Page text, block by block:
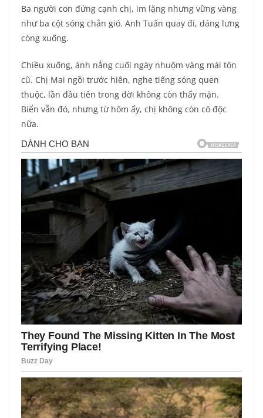
Ba người con đứng cạnh chị, im lặng nhưng vững vàng
như ba cột sóng chắn gió. Anh Tuấn quay đi, dáng lưng
còng xuống.
Chiều xuống, ánh nắng cuối ngày nhuộm vàng mái tôn
cũ. Chị Mai ngồi trước hiên, nghe tiếng sóng quen
thuộc, lần đầu tiên trong đời không còn thấy mặn.
Biển vẫn đó, nhưng từ hôm ấy, chị không còn cô độc
nữa.